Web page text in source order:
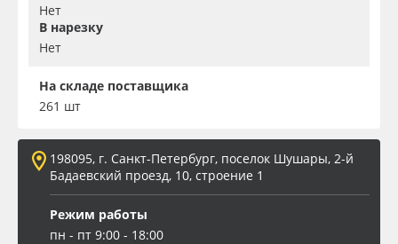
Заготовки для сувениров
Нет
В нарезку
Нет
На складе поставщика
261 шт
198095, г. Санкт-Петербург, поселок Шушары, 2-й
Бадаевский проезд, 10, строение 1
Режим работы
пн - пт 9:00 - 18:00